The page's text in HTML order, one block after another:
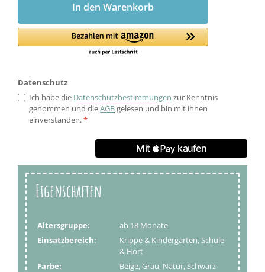
In den Warenkorb
Datenschutz
Ich habe die Datenschutzbestimmungen zur Kenntnis
genommen und dieAGBgelesen und bin mit ihnen
einverstanden.*
Eigenschaften
Altersgruppe:
ab 18 Monate
Einsatzbereich:
Krippe & Kindergarten, Schule
& Hort
Farbe:
Beige, Grau, Natur, Schwarz